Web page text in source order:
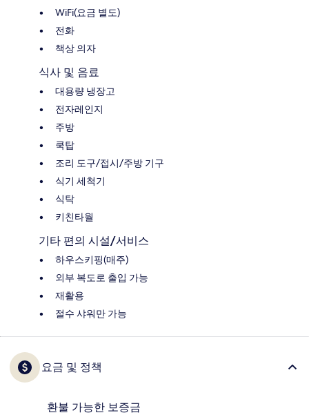
WiFi(요금 별도)
전화
책상 의자
식사 및 음료
대용량 냉장고
전자레인지
주방
쿡탑
조리 도구/접시/주방 기구
식기 세척기
식탁
키친타월
기타 편의 시설/서비스
하우스키핑(매주)
외부 복도로 출입 가능
재활용
절수 샤워만 가능
요금 및 정책
환불 가능한 보증금